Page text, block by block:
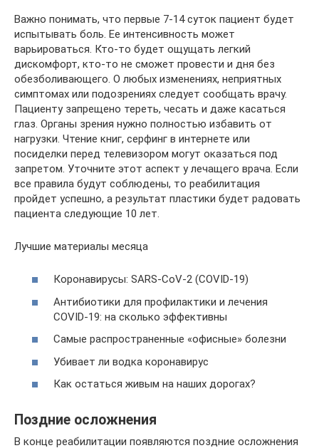
Важно понимать, что первые 7-14 суток пациент будет
испытывать боль. Ее интенсивность может
варьироваться. Кто-то будет ощущать легкий
дискомфорт, кто-то не сможет провести и дня без
обезболивающего. О любых изменениях, неприятных
симптомах или подозрениях следует сообщать врачу.
Пациенту запрещено тереть, чесать и даже касаться
глаз. Органы зрения нужно полностью избавить от
нагрузки. Чтение книг, серфинг в интернете или
посиделки перед телевизором могут оказаться под
запретом. Уточните этот аспект у лечащего врача. Если
все правила будут соблюдены, то реабилитация
пройдет успешно, а результат пластики будет радовать
пациента следующие 10 лет.
Лучшие материалы месяца
Коронавирусы: SARS-CoV-2 (COVID-19)
Антибиотики для профилактики и лечения
COVID-19: на сколько эффективны
Самые распространенные «офисные» болезни
Убивает ли водка коронавирус
Как остаться живым на наших дорогах?
Поздние осложнения
В конце реабилитации появляются поздние осложнения